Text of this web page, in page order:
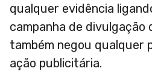
qualquer evidência
campanha de divulgação
também negou qualquer
ação publicitária.